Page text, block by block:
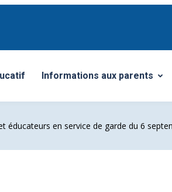
Informations aux parents
Ouvrir/Fermer le sous-menu
en service de garde du 6